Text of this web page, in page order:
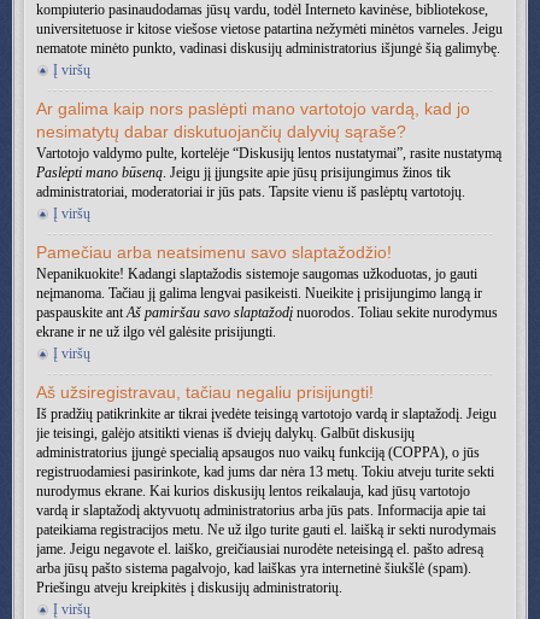
kompiuterio pasinaudodamas jūsų vardu, todėl Interneto kavinėse, bibliotekose,
universitetuose ir kitose viešose vietose patartina nežymėti minėtos varneles. Jeigu
nematote minėto punkto, vadinasi diskusijų administratorius išjungė šią galimybę.
Į viršų
Ar galima kaip nors paslėpti mano vartotojo vardą, kad jo
nesimatytų dabar diskutuojančių dalyvių sąraše?
Vartotojo valdymo pulte, kortelėje “Diskusijų lentos nustatymai”, rasite nustatymą
Paslėpti mano būseną. Jeigu jį įjungsite apie jūsų prisijungimus žinos tik
administratoriai, moderatoriai ir jūs pats. Tapsite vienu iš paslėptų vartotojų.
Į viršų
Pamečiau arba neatsimenu savo slaptažodžio!
Nepanikuokite! Kadangi slaptažodis sistemoje saugomas užkoduotas, jo gauti
neįmanoma. Tačiau jį galima lengvai pasikeisti. Nueikite į prisijungimo langą ir
paspauskite antAš pamiršau savo slaptažodį nuorodos. Toliau sekite nurodymus
ekrane ir ne už ilgo vėl galėsite prisijungti.
Į viršų
Aš užsiregistravau, tačiau negaliu prisijungti!
Iš pradžių patikrinkite ar tikrai įvedėte teisingą vartotojo vardą ir slaptažodį. Jeigu
jie teisingi, galėjo atsitikti vienas iš dviejų dalykų. Galbūt diskusijų
administratorius įjungė specialią apsaugos nuo vaikų funkciją (COPPA), o jūs
registruodamiesi pasirinkote, kad jums dar nėra 13 metų. Tokiu atveju turite sekti
nurodymus ekrane. Kai kurios diskusijų lentos reikalauja, kad jūsų vartotojo
vardą ir slaptažodį aktyvuotų administratorius arba jūs pats. Informacija apie tai
pateikiama registracijos metu. Ne už ilgo turite gauti el. laišką ir sekti nurodymais
jame. Jeigu negavote el. laiško, greičiausiai nurodėte neteisingą el. pašto adresą
arba jūsų pašto sistema pagalvojo, kad laiškas yra internetinė šiukšlė (spam).
Priešingu atveju kreipkitės į diskusijų administratorių.
Į viršų